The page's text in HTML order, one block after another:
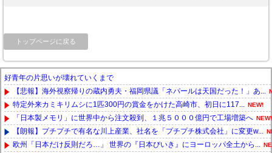
トップページに戻る
好青年の片思いが壊れていくまで
【悲報】海外視察帰りの蔵内勇夫・福岡県議「ネパールは天国だった！」あ...
特定外来カミキリムシに1匹300円の賞金をかけた高崎市、初日に117... NEW!
「日本製メモリ」に世界中から注文殺到、１兆５０００億円で工場増築へ NEW!
【朗報】プチプチで有名な川上産業、社名を「プチプチ株式会社」に変更w...
欧州「日本だけ反則だろ…」 世界の『日本びいき』にヨーロッパ全土から...